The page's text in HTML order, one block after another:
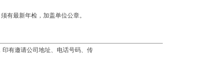
有最新年检，加盖单位公章。
有邀请公司地址、电话号码、传